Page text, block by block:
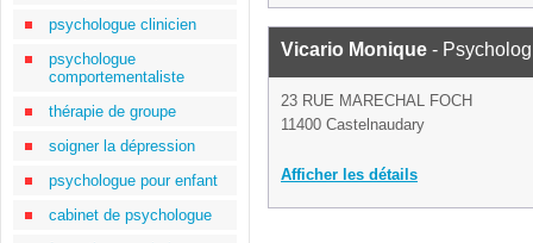
psychologue clinicien
psychologue
comportementaliste
thérapie de groupe
soigner la dépression
psychologue pour enfant
cabinet de psychologue
Vicario Monique -
23 RUE MARECHAL FOCH
11400 Castelnaudary
Afficher les détails